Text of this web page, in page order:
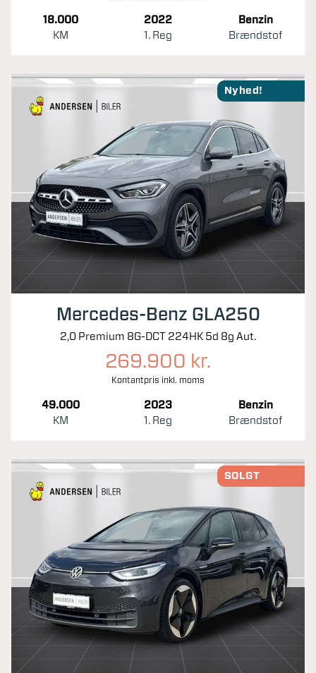
18.000
KM
2022
1. Reg
Benzin
Brændstof
Nyhed!
Mercedes-Benz GLA250
2,0 Premium 8G-DCT 224HK 5d 8g Aut.
269.900 kr.
Kontantpris inkl. moms
49.000
KM
2023
1. Reg
Benzin
Brændstof
SOLGT